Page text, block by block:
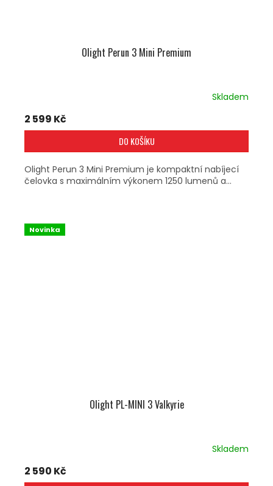
Olight Perun 3 Mini Premium
Skladem
2 599 Kč
DO KOŠÍKU
Olight Perun 3 Mini Premium je kompaktní nabíjecí
čelovka s maximálním výkonem 1250 lumenů a...
Novinka
Olight PL-MINI 3 Valkyrie
Skladem
2 590 Kč